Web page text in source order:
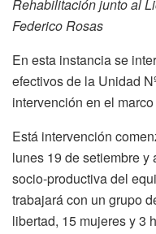
Rehabilitación junto al
Federico Rosas
En esta instancia se
efectivos de la Unidad
intervención en el
Está intervención
lunes 19 de setiembre y
socio-productiva del
trabajará con un grupo
libertad, 15 mujeres y 3